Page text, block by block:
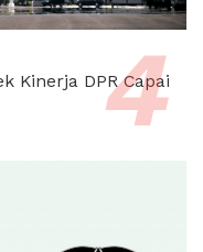
Kinerja DPR Capai